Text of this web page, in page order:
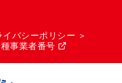
イバシーポリシー
事業者番号